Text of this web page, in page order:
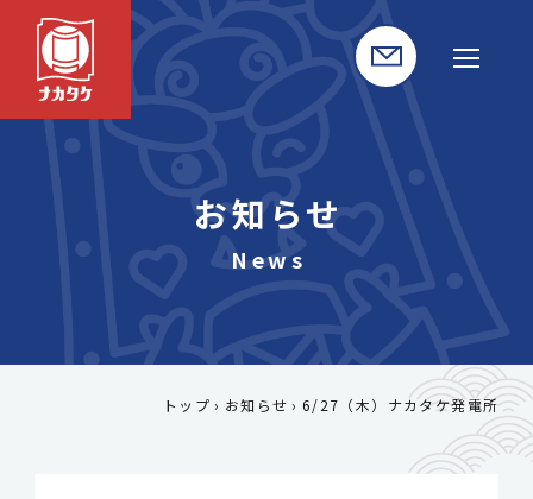
お知らせ
トップ お知らせ 6/27（木）ナカタケ発電所